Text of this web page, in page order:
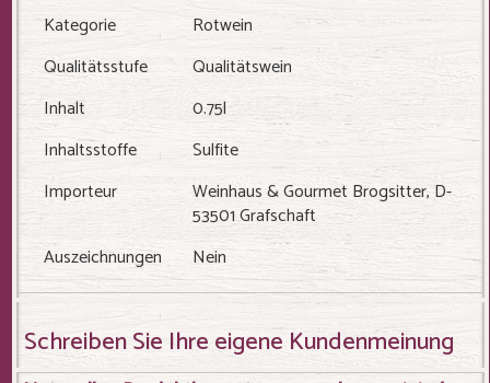
Kategorie
Rotwein
Qualitätsstufe
Qualitätswein
Inhalt
0.75l
Inhaltsstoffe
Sulfite
Importeur
Weinhaus & Gourmet Brogsitter, D-
53501 Grafschaft
Auszeichnungen
Nein
Schreiben Sie Ihre eigene Kundenmeinung